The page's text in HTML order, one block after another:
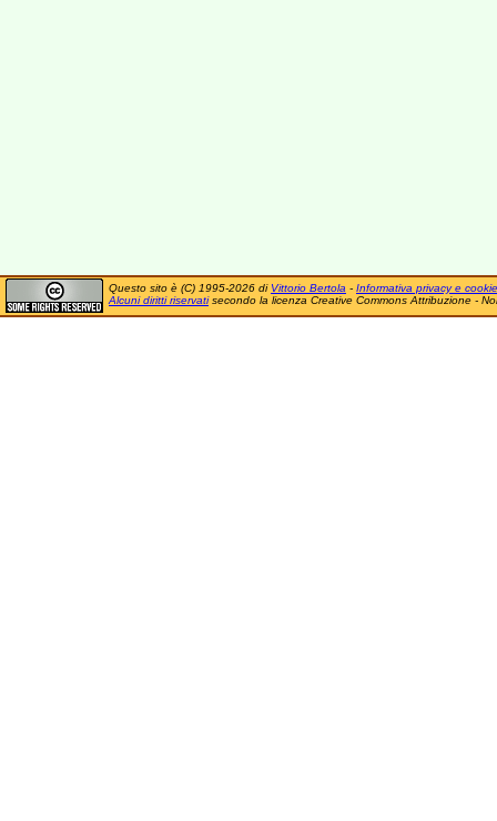
Questo sito è (C) 1995-2026 di Vittorio Bertola - Informativa privacy e cookie
Alcuni diritti riservatisecondo la licenza Creative Commons Attribuzione -